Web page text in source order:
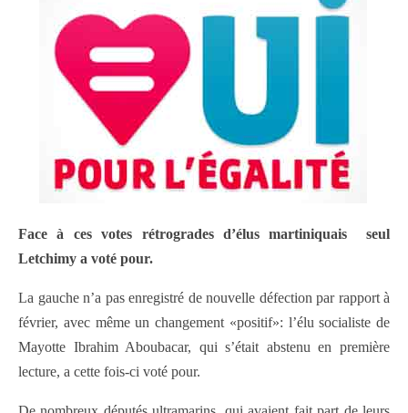
Face à ces votes rétrogrades d’élus martiniquais seul
Letchimy a voté pour.
La gauche n’a pas enregistré de nouvelle défection par rapport à
février, avec même un changement «positif»: l’élu socialiste de
Mayotte Ibrahim Aboubacar, qui s’était abstenu en première
lecture, a cette fois-ci voté pour.